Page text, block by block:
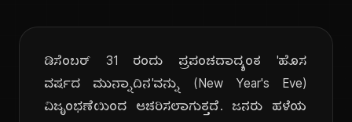
ಡಿಸೆಂಬರ್ 31 ರಂದು ಪ್ರಪಂಚದಾದ್ಯಂತ 'ಹೊಸ
ವರ್ಷದ ಮುನ್ನಾದಿನ'ವನ್ನು (New Year's Eve)
ವಿಜೃಂಭಣೆಯಿಂದ ಆಚರಿಸಲಾಗುತ್ತದೆ. ಜನರು ಹಳೆಯ